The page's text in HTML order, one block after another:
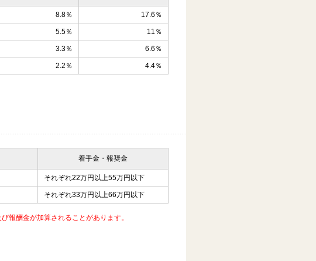
8.8％ 17.6％
5.5％ 11％
3.3％ 6.6％
2.2％ 4.4％
着手金・報奨金
それぞれ22万円以上55万円以下
それぞれ33万円以上66万円以下
報酬金が加算されることがあります。